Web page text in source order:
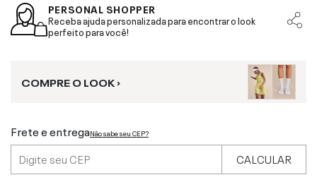
PERSONAL SHOPPER
Receba ajuda personalizada para encontrar o look
perfeito para você!
COMPRE O LOOK ›
Frete e entregaNão sabe seu CEP?
CALCULAR